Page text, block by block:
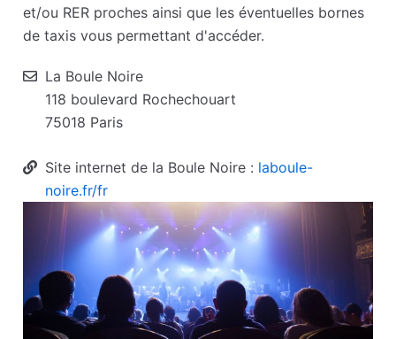
et/ou RER proches ainsi que les éventuelles bornes
de taxis vous permettant d'accéder.
La Boule Noire
118 boulevard Rochechouart
75018 Paris
Site
internet
Site internet de la Boule Noire : laboule-
noire.fr/fr